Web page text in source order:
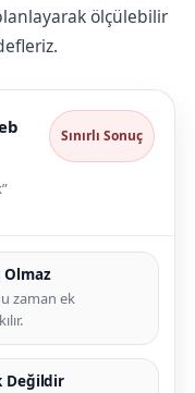
ölçülebilir
Sınırlı Sonuç
Olmaz
zaman ek
Değildir